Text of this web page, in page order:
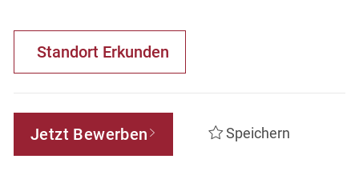
Standort Erkunden
Jetzt Bewerben Speichern